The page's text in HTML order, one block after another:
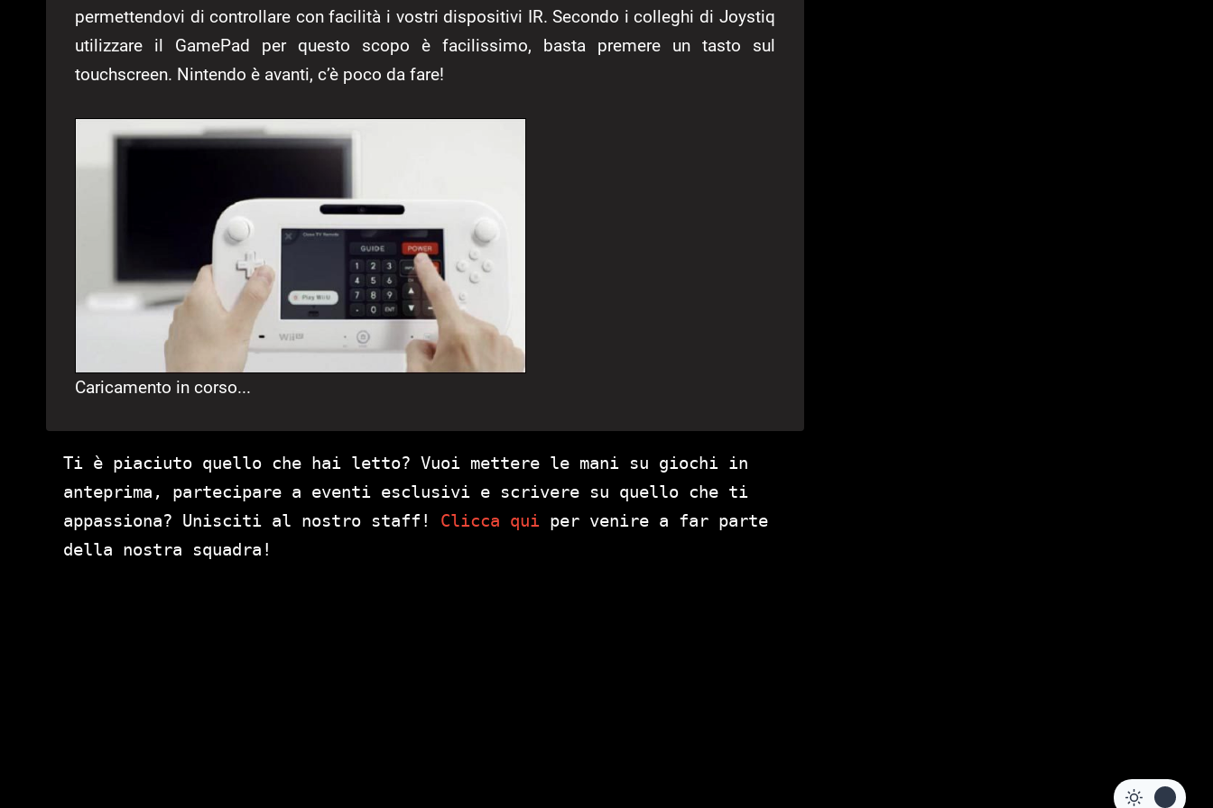
permettendovi di controllare con facilità i vostri dispositivi IR. Secondo i colleghi di Joystiq
utilizzare il GamePad per questo scopo è facilissimo, basta premere un tasto sul
touchscreen. Nintendo è avanti, c’è poco da fare!
Caricamento in corso...
Ti è piaciuto quello che hai letto? Vuoi mettere le mani su giochi in
anteprima, partecipare a eventi esclusivi e scrivere su quello che ti
appassiona? Unisciti al nostro staff! Clicca qui per venire a far parte
della nostra squadra!